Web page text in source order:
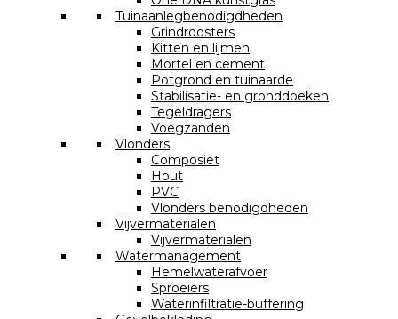
Tuinaanlegbenodigdheden
Grindroosters
Kitten en lijmen
Mortel en cement
Potgrond en tuinaarde
Stabilisatie- en gronddoeken
Tegeldragers
Voegzanden
Vlonders
Composiet
Hout
PVC
Vlonders benodigdheden
Vijvermaterialen
Vijvermaterialen
Watermanagement
Hemelwaterafvoer
Sproeiers
Waterinfiltratie-buffering